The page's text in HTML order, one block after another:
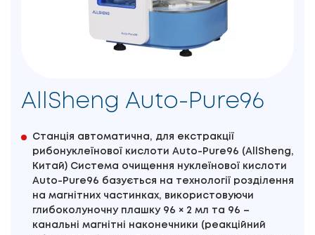
AllSheng Auto-Pure96
Станція автоматична, для екстракції
рибонуклеїнової кислоти Auto-Pure96 (AllSheng,
Китай) Система очищення нуклеїнової кислоти
Auto-Pure96 базується на технології розділення
на магнітних частинках, використовуючи
глибоколуночну плашку 96 × 2 мл та 96 –
канальні магнітні наконечники (реакційний